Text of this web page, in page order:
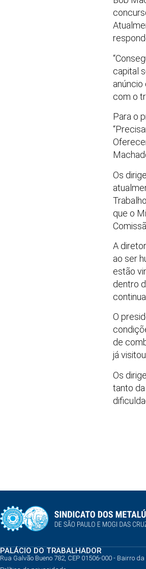
capital
com o
Para o
Os
que o
A
ao ser
estão
dentro
O
de
já
Os
tanto
PALÁCIO DO TRABALHADOR
Rua Galvão Bueno 782, CEP 01506-000 - Bairro